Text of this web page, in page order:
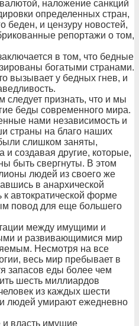
наложение санкций
определенных стран,
беден, и цензуру новостей,
репортажи о том,
в том, что бедные
богатыми странами.
вызывает у бедных гнев, и
признать, что и мы
беды современного мира.
нами независимость и
страны на благо наших
слишком заняты,
и создавая другие, которые,
быть свергнуты. В этом
людей из своего же
в анархической
автократической форме
повод для еще большего
между имущими и
и развивающимися мир
Несмотря на все
весь мир пребывает в
запасов еды более чем
шесть миллиардов
из каждых шести
людей умирают ежедневно
и власть имущие